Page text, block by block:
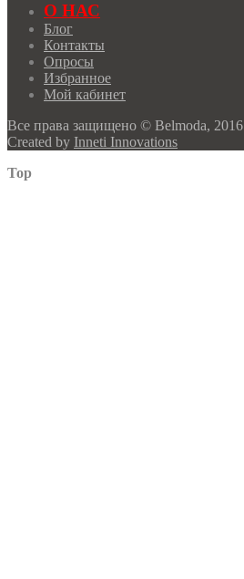
О НАС
Блог
Контакты
Опросы
Избранное
Мой кабинет
Все права защищено © Belmoda, 2016
Created by Inneti Innovations
Top